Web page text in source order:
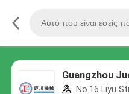
Guangzhou
No.16 Liyu